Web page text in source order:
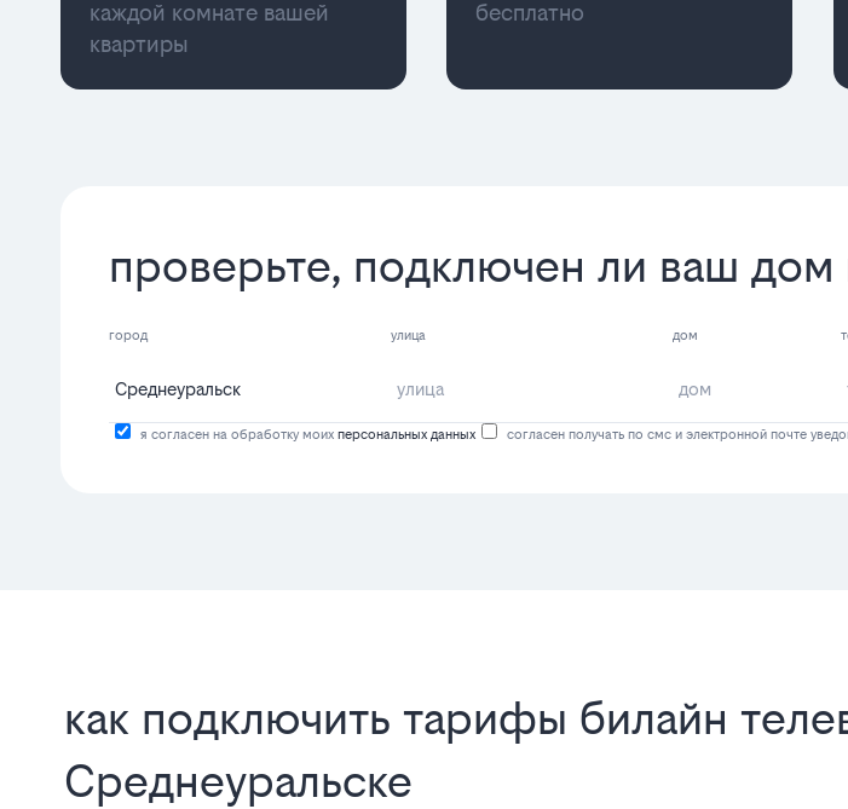
каждой комнате вашей
квартиры
бесплатно
проверьте, подключен ли ваш дом
город улица дом
я согласен на обработку моих персональных данных согласен получать по смс и электронной почте
как подключить тарифы билайн
Среднеуральске